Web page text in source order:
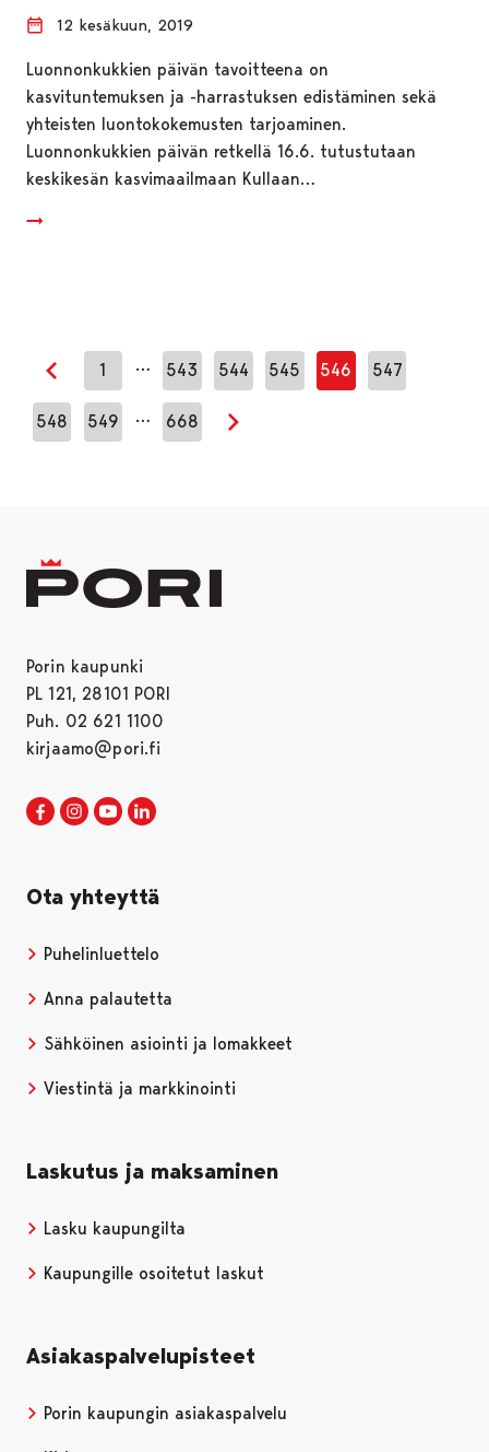
12 kesäkuun, 2019
Luonnonkukkien päivän tavoitteena on
kasvituntemuksen ja -harrastuksen edistäminen sekä
yhteisten luontokokemusten tarjoaminen.
Luonnonkukkien päivän retkellä 16.6. tutustutaan
keskikesän kasvimaailmaan Kullaan…
Edellinen sivu
1 … 543 544 545 546 547
548 549 … 668
Seuraava sivu
Porin kaupunki
PL 121, 28101 PORI
Puh. 02 621 1100
kirjaamo@pori.fi
Porin kaupunki Facebookissa
Avautuu uudessa välilehdessä
Porin kaupunki Instagramissa
Avautuu uudessa välilehdessä
Porin kaupunki Youtubessa
Avautuu uudessa välilehdessä
Ota yhteyttä
Puhelinluettelo
Anna palautetta
Sähköinen asiointi ja lomakkeet
Viestintä ja markkinointi
Laskutus ja maksaminen
Lasku kaupungilta
Kaupungille osoitetut laskut
Asiakaspalvelupisteet
Porin kaupungin asiakaspalvelu